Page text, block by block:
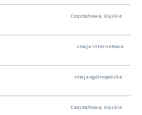
Częstochowa, śląskie
stacja internetowa
stacja ogólnopolska
Częstochowa, śląskie